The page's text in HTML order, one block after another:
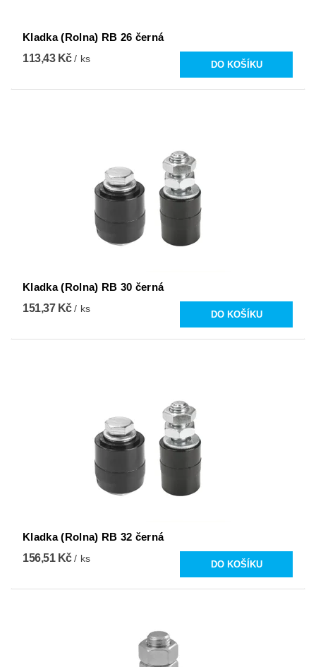
Kladka (Rolna) RB 26 černá
113,43 Kč/ ks
Kladka (Rolna) RB 30 černá
151,37 Kč/ ks
Kladka (Rolna) RB 32 černá
156,51 Kč/ ks